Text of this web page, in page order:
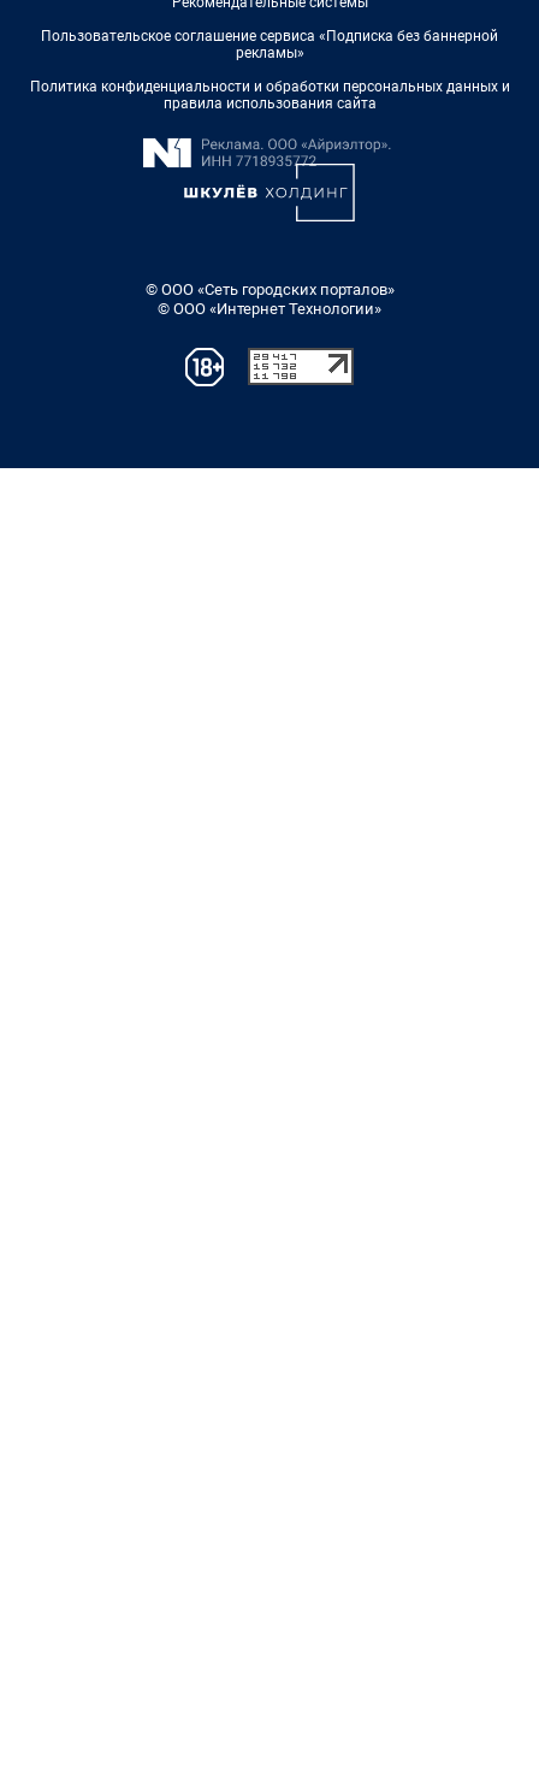
Пользовательское соглашение сервиса «Подписка без баннерной
рекламы»
Политика конфиденциальности и обработки персональных данных и
правила использования сайта
© ООО «Сеть городских порталов»
© ООО «Интернет Технологии»